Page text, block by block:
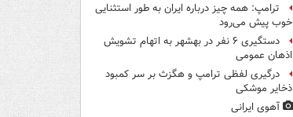
ترامپ: همه چیز درباره ایران به طور استثنایی
خوب پیش می‌رود
دستگیری ۶ نفر در بهشهر به اتهام تشویش
اذهان عمومی
درگیری لفظی ترامپ و هگزث بر سر کمبود
ذخایر موشکی
آهوی ایرانی